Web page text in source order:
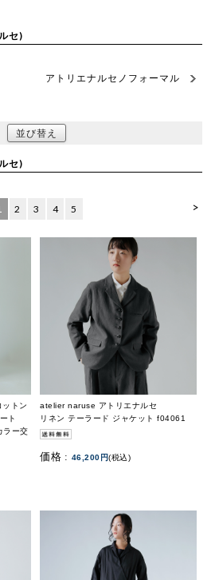
セ)
アトリエナルセノフォーマル
並び替え
セ)
>
2 3 4 5
トン
ト
ラー交
atelier naruse アトリエナルセ
リネン テーラード ジャケット f04061
価格 : 46,200円(税込)